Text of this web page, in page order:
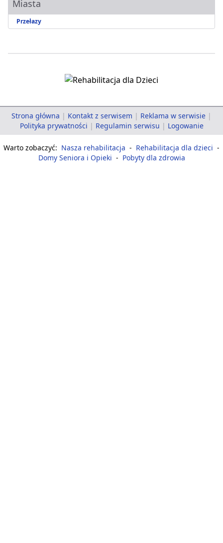
Miasta
Przełazy
Strona główna | Kontakt z serwisem | Reklama w serwisie |
Polityka prywatności | Regulamin serwisu | Logowanie
Warto zobaczyć: Nasza rehabilitacja - Rehabilitacja dla dzieci -
Domy Seniora i Opieki - Pobyty dla zdrowia